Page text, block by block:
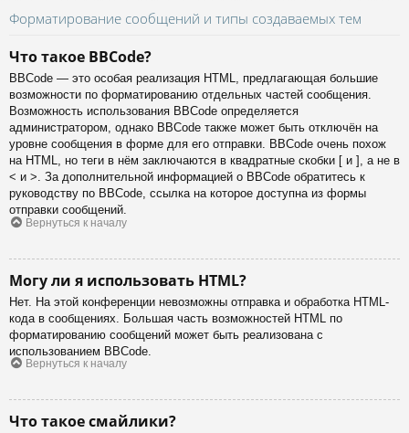
Форматирование сообщений и типы создаваемых тем
Что такое BBCode?
BBCode — это особая реализация HTML, предлагающая большие
возможности по форматированию отдельных частей сообщения.
Возможность использования BBCode определяется
администратором, однако BBCode также может быть отключён на
уровне сообщения в форме для его отправки. BBCode очень похож
на HTML, но теги в нём заключаются в квадратные скобки [ и ], а не в
< и >. За дополнительной информацией о BBCode обратитесь к
руководству по BBCode, ссылка на которое доступна из формы
отправки сообщений.
Вернуться к началу
Могу ли я использовать HTML?
Нет. На этой конференции невозможны отправка и обработка HTML-
кода в сообщениях. Большая часть возможностей HTML по
форматированию сообщений может быть реализована с
использованием BBCode.
Вернуться к началу
Что такое смайлики?